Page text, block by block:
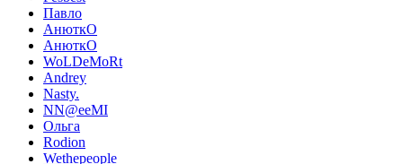
Павло
АнюткО
АнюткО
WoLDeMoRt
Andrey
Nasty.
NN@eeMI
Ольга
Rodion
Wethepeople